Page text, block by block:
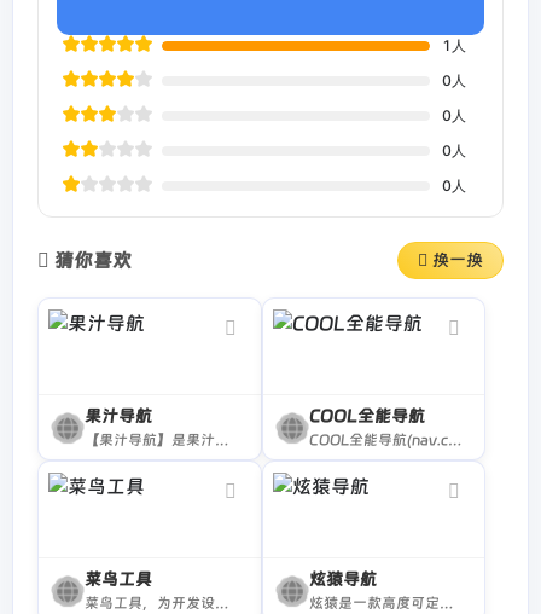
1 人
0 人
0 人
0 人
0 人
猜你喜欢 换一换
果汁导航
【果汁导航】是果汁简约网络科技旗下的优质资源导航平台，涵盖了日常生活、娱乐、科技、知识、实用工具、考研、找工作等各个领域的优质站点。
COOL全能导航
COOL全能导航(nav.cocotoolset.cn)专注于打造一款实用，分类清晰，安全高效，便捷直达，丰富有趣，兼办公，学习，娱乐，生活于一身的上网导航神器，网站slogan是“酷导航，全能王”
菜鸟工具
菜鸟工具，为开发设计人员提供在线工具，网址导航，提供在线PHP、Python、 CSS、JS 调试，中文简繁体转换，进制转换等工具。致力于打造国内专业WEB开发工具，集成开发环境，WEB开发教程。..
炫猿导航
炫猿是一款高度可定制化的网址导航，可为每个用户提供个性化域名访问的导航页面。独一无二的定制化功能注定成为导航届的一批黑马，你的专属主页。